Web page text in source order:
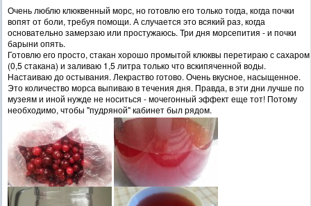
Очень люблю клюквенный морс, но готовлю его только тогда, когда почки
вопят от боли, требуя помощи. А случается это всякий раз, когда
основательно замерзаю или простужаюсь. Три дня морсепития - и почки
барыни опять.
Готовлю его просто, стакан хорошо промытой клюквы перетираю с сахаром
(0,5 стакана) и заливаю 1,5 литра только что вскипяченной воды.
Настаиваю до остывания. Лекраство готово. Очень вкусное, насыщенное.
Это количество морса выпиваю в течения дня. Правда, в эти дни лучше по
музеям и иной нужде не носиться - мочегонный эффект еще тот! Потому
необходимо, чтобы "пудряной" кабинет был рядом.